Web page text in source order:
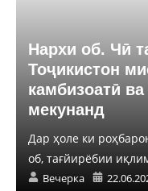
Нархи об. Чӣ
Тоҷикистон
камбизоатӣ
мекунанд
Дар ҳоле ки
об, тағйирёбии
Вечерка